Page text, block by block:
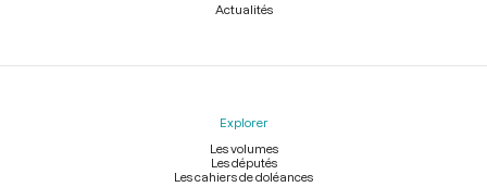
Actualités
Explorer
Les volumes
Les députés
Les cahiers de doléances